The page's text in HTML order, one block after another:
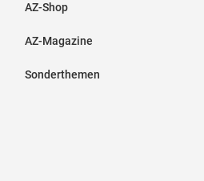
AZ-Shop
AZ-Magazine
Sonderthemen